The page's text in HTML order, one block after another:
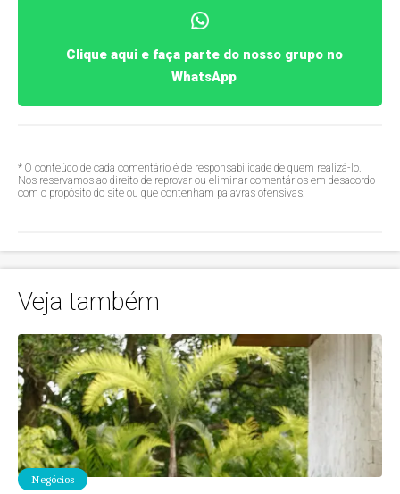
Clique aqui e faça parte do nosso grupo no
WhatsApp
* O conteúdo de cada comentário é de responsabilidade de quem realizá-lo.
Nos reservamos ao direito de reprovar ou eliminar comentários em desacordo
com o propósito do site ou que contenham palavras ofensivas.
Veja também
Negócios